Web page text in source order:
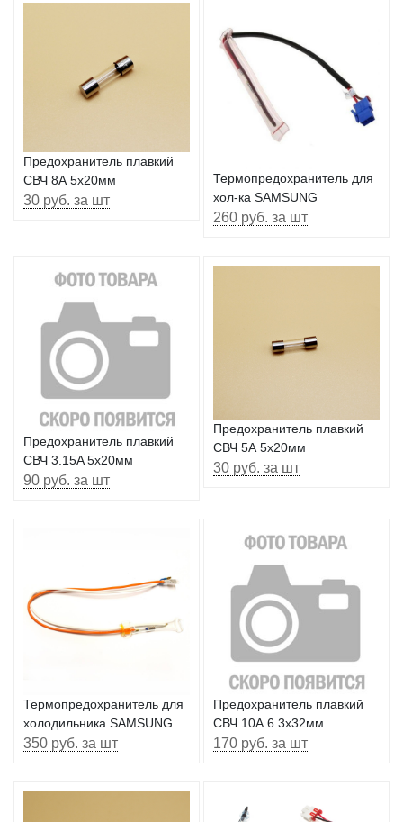
Предохранитель плавкий
СВЧ 8А 5х20мм
30 руб. за шт
Термопредохранитель для
хол-ка SAMSUNG
260 руб. за шт
Предохранитель плавкий
СВЧ 3.15A 5x20мм
90 руб. за шт
Предохранитель плавкий
СВЧ 5А 5х20мм
30 руб. за шт
Термопредохранитель для
холодильника SAMSUNG
350 руб. за шт
Предохранитель плавкий
СВЧ 10А 6.3х32мм
170 руб. за шт